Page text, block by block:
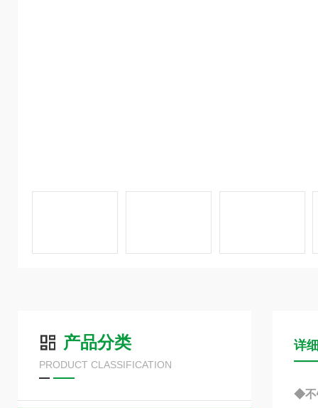
产品分类
PRODUCT CLASSIFICATION
详
◆